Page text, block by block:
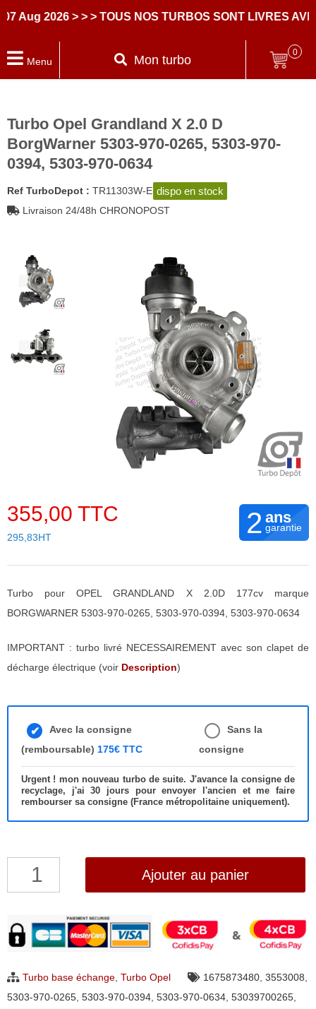
2026 > > > TOUS NOS TURBOS SONT LIVRES AVEC
Menu Mon turbo
0
Turbo Opel Grandland X 2.0 D
BorgWarner 5303-970-0265, 5303-970-
0394, 5303-970-0634
Ref TurboDepot : TR11303W-E dispo en stock
Livraison 24/48h CHRONOPOST
355,00 TTC
295,83HT 2 ans
garantie
Turbo pour OPEL GRANDLAND X 2.0D 177cv marque
BORGWARNER 5303-970-0265, 5303-970-0394, 5303-970-0634
IMPORTANT : turbo livré NECESSAIREMENT avec son clapet de
décharge électrique (voir Description)
Avec la consigne
(remboursable) 175€ TTC
Sans la
consigne
Urgent ! mon nouveau turbo de suite. J'avance la consigne de
recyclage, j'ai 30 jours pour envoyer l'ancien et me faire
rembourser sa consigne (France métropolitaine uniquement).
quantité
Opel
Grandland
2.0
Ajouter au panier
Turbo base échange Turbo Opel 1675873480 3553008
5303-970-0265 5303-970-0394 5303-970-0634 53039700265